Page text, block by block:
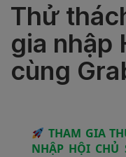
Thử
gia nhập
cùng
THAM GIA
NHẬP HỘI CHỦ